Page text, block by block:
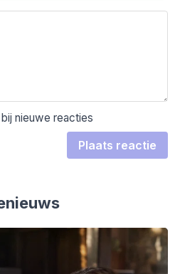
nieuwe reacties
Plaats reactie